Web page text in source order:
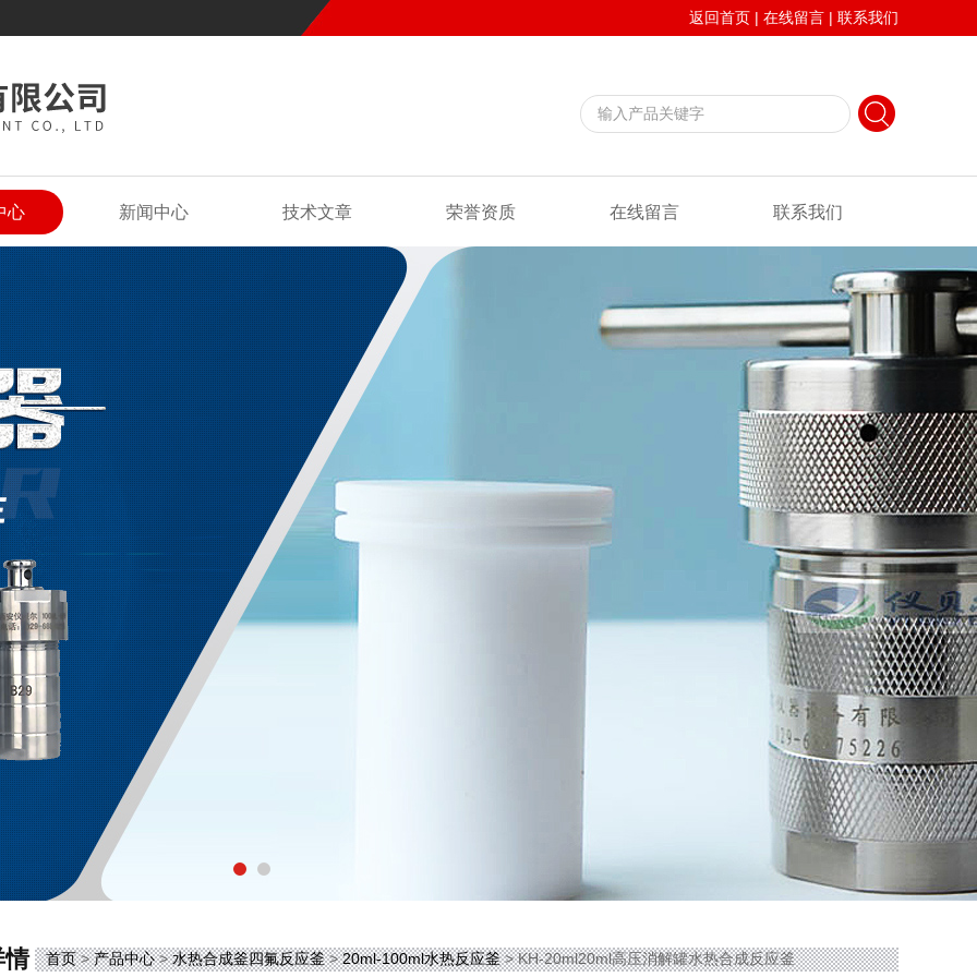
返回首页 | 在线留言 | 联系我们
心 新闻中心 技术文章 荣誉资质 在线留言 联系我们
情 首页>产品中心>水热合成釜四氟反应釜>20ml-100ml水热反应釜> KH-20ml20ml高压消解罐水热合成反应釜